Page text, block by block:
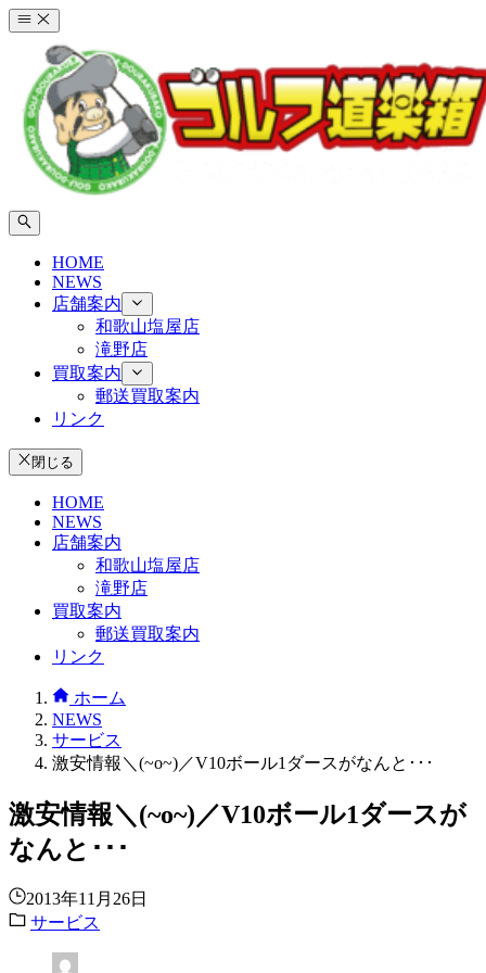
コ
ツ
へ
プ
HOME
NEWS
店舗案内
和歌山塩屋店
滝野店
買取案内
郵送買取案内
リンク
閉じる
HOME
NEWS
店舗案内
和歌山塩屋店
滝野店
買取案内
郵送買取案内
リンク
ホーム
NEWS
サービス
激安情報＼(~o~)／V10ボール1ダースがなんと･･･
激安情報＼(~o~)／V10ボール1ダースが
なんと･･･
2013年11月26日
サービス